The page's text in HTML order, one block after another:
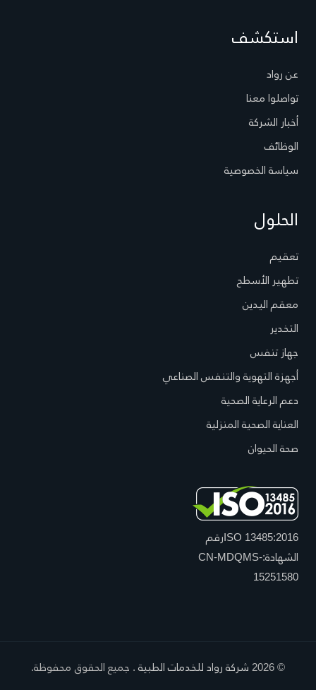
استكشف
عن رواد
تواصلوا معنا
أخبار الشركة
الوظائف
سياسة الخصوصية
الحلول
تعقيم
تطهير الأسطح
معقم اليدين
التخدير
جهاز تنفس
أجهزة التهوية والتنفس الصناعي
دعم الرعاية الصحية
العناية الصحية المنزلية
صحة الحيوان
ISO 13485:2016رقم
الشهادة:CN-MDQMS-
15251580
© 2026 شركة رواد للخدمات الطبية. جميع الحقوق محفوظة.